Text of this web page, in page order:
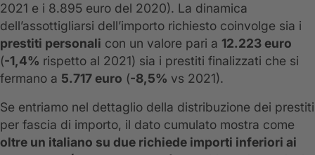
2021 e i 8.895 euro del 2020). La dinamica
dell’assottigliarsi dell’importo richiesto coinvolge sia i
prestiti personali con un valore pari a 12.223 euro
(-1,4% rispetto al 2021) sia i prestiti finalizzati che si
fermano a 5.717 euro (-8,5% vs 2021).
Se entriamo nel dettaglio della distribuzione dei prestiti
per fascia di importo, il dato cumulato mostra come
oltre un italiano su due richiede importi inferiori ai